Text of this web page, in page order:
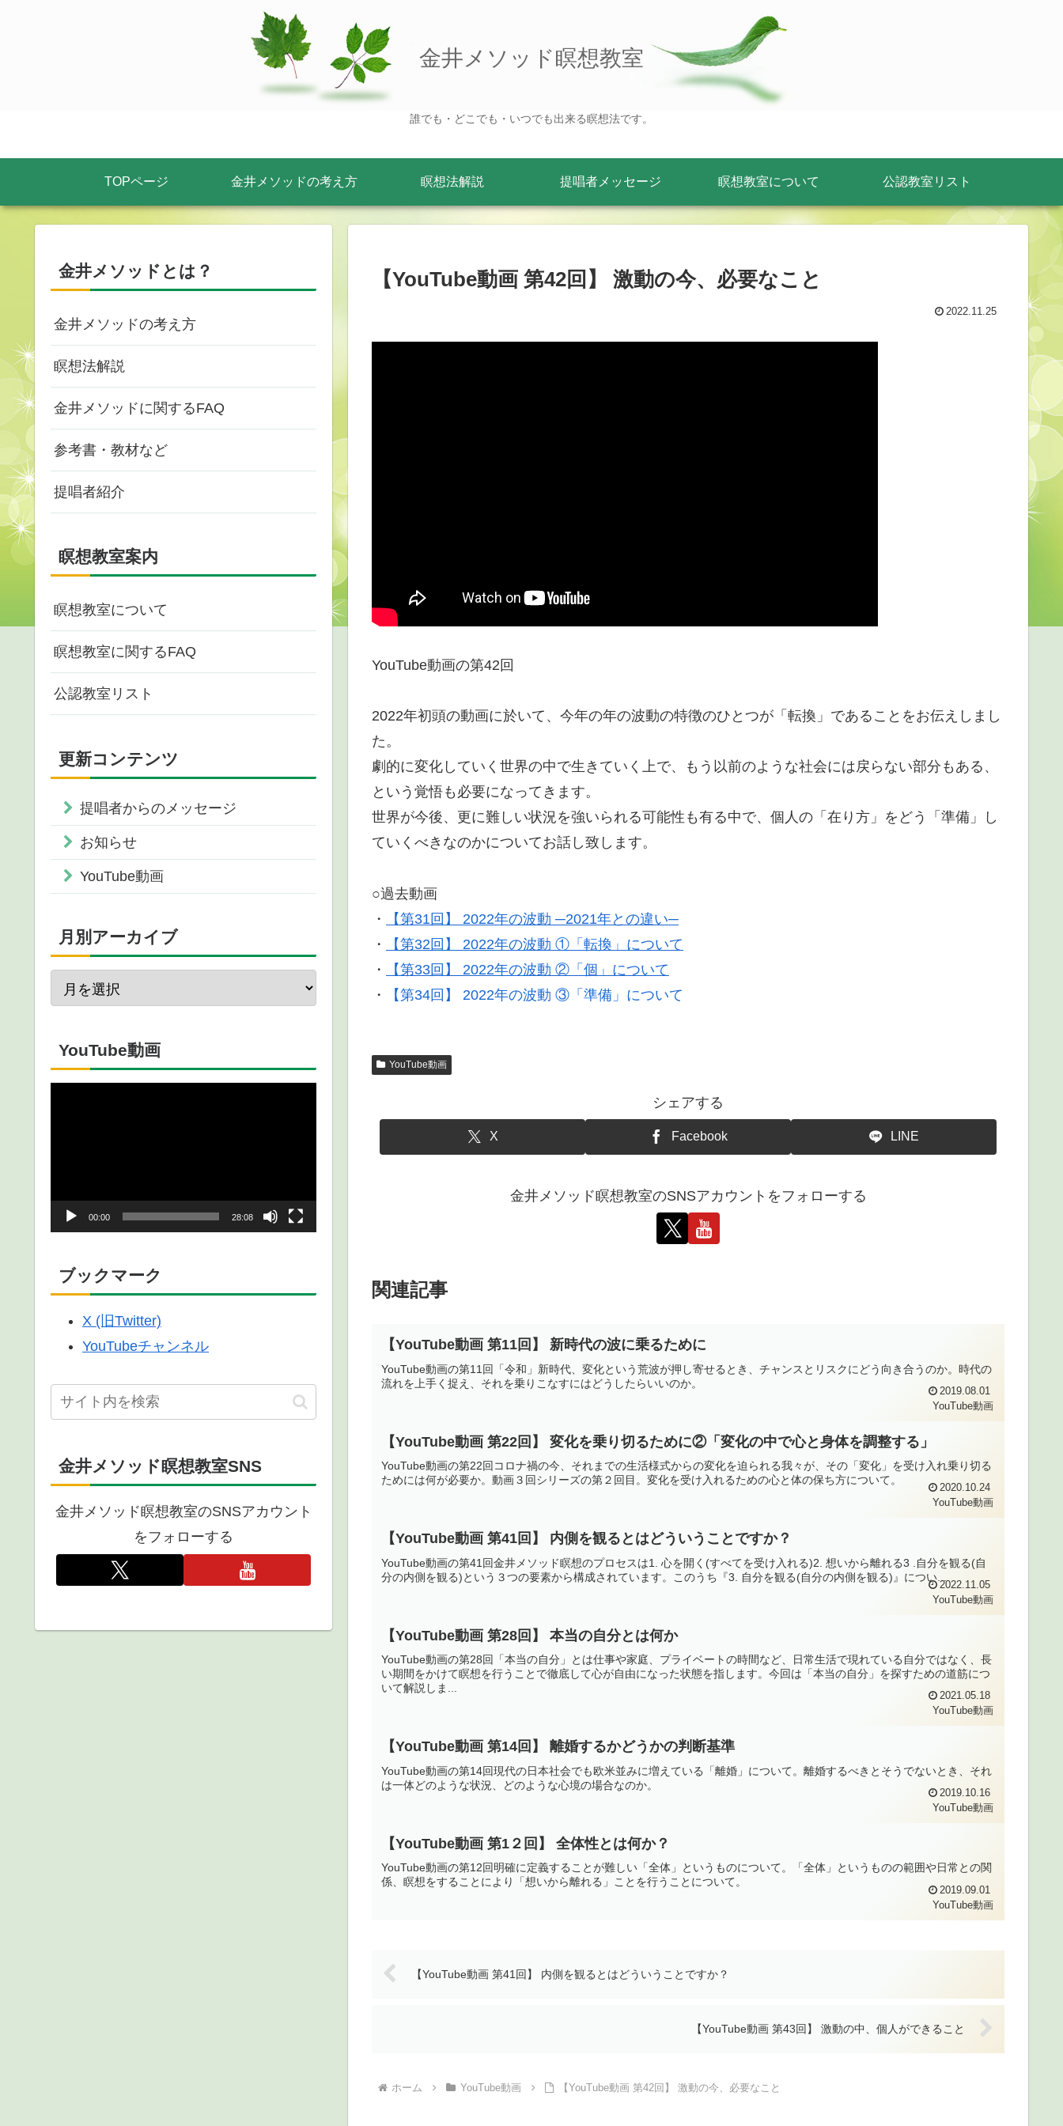
金井メソッド瞑想教室
誰でも・どこでも・いつでも出来る瞑想法です。
TOPページ 金井メソッドの考え方 瞑想法解説 提唱者メッセージ 瞑想教室について 公認教室リスト
【YouTube動画 第42回】 激動の今、必要なこと
2022.11.25
YouTube動画の第42回
2022年初頭の動画に於いて、今年の年の波動の特徴のひとつが「転換」であることをお伝えしまし
た。
劇的に変化していく世界の中で生きていく上で、もう以前のような社会には戻らない部分もある、
という覚悟も必要になってきます。
世界が今後、更に難しい状況を強いられる可能性も有る中で、個人の「在り方」をどう「準備」し
ていくべきなのかについてお話し致します。
○過去動画
・
【第31回】 2022年の波動 ─2021年との違い─
・
【第32回】 2022年の波動 ①「転換」について
・
【第33回】 2022年の波動 ②「個」について
・
【第34回】 2022年の波動 ③「準備」について
YouTube動画
シェアする
X Facebook LINE
金井メソッド瞑想教室のSNSアカウントをフォローする
関連記事
【YouTube動画 第11回】 新時代の波に乗るために
YouTube動画の第11回「令和」新時代、変化という荒波が押し寄せるとき、チャンスとリスクにどう向き合うのか。時代の
流れを上手く捉え、それを乗りこなすにはどうしたらいいのか。
2019.08.01
YouTube動画
【YouTube動画 第22回】 変化を乗り切るために②「変化の中で心と身体を調整する」
YouTube動画の第22回コロナ禍の今、それまでの生活様式からの変化を迫られる我々が、その「変化」を受け入れ乗り切る
ためには何が必要か。動画３回シリーズの第２回目。変化を受け入れるための心と体の保ち方について。
2020.10.24
YouTube動画
【YouTube動画 第41回】 内側を観るとはどういうことですか？
YouTube動画の第41回金井メソッド瞑想のプロセスは1. 心を開く(すべてを受け入れる)2. 想いから離れる3 .自分を観る(自
分の内側を観る)という３つの要素から構成されています。このうち『3. 自分を観る(自分の内側を観る)』につい...
2022.11.05
YouTube動画
【YouTube動画 第28回】 本当の自分とは何か
YouTube動画の第28回「本当の自分」とは仕事や家庭、プライベートの時間など、日常生活で現れている自分ではなく、長
い期間をかけて瞑想を行うことで徹底して心が自由になった状態を指します。今回は「本当の自分」を探すための道筋につ
いて解説しま...
2021.05.18
YouTube動画
【YouTube動画 第14回】 離婚するかどうかの判断基準
YouTube動画の第14回現代の日本社会でも欧米並みに増えている「離婚」について。離婚するべきとそうでないとき、それ
は一体どのような状況、どのような心境の場合なのか。
2019.10.16
YouTube動画
【YouTube動画 第1２回】 全体性とは何か？
YouTube動画の第12回明確に定義することが難しい「全体」というものについて。「全体」というものの範囲や日常との関
係、瞑想をすることにより「想いから離れる」ことを行うことについて。
2019.09.01
YouTube動画
【YouTube動画 第41回】 内側を観るとはどういうことですか？
【YouTube動画 第43回】 激動の中、個人ができること
ホーム YouTube動画 【YouTube動画 第42回】 激動の今、必要なこと
金井メソッドとは？
金井メソッドの考え方
瞑想法解説
金井メソッドに関するFAQ
参考書・教材など
提唱者紹介
瞑想教室案内
瞑想教室について
瞑想教室に関するFAQ
公認教室リスト
更新コンテンツ
提唱者からのメッセージ
お知らせ
YouTube動画
月別アーカイブ
YouTube動画
00:00 28:08
ブックマーク
X (旧Twitter)
YouTubeチャンネル
金井メソッド瞑想教室SNS
金井メソッド瞑想教室のSNSアカウント
をフォローする